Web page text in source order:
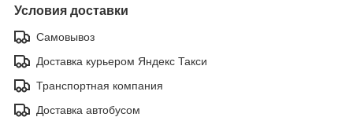
Условия доставки
Самовывоз
Доставка курьером Яндекс Такси
Транспортная компания
Доставка автобусом